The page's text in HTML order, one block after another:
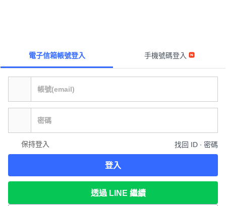
電子信箱帳號登入 手機號碼登入
保持登入 找回 ID ∙ 密碼
登入
透過 LINE 繼續